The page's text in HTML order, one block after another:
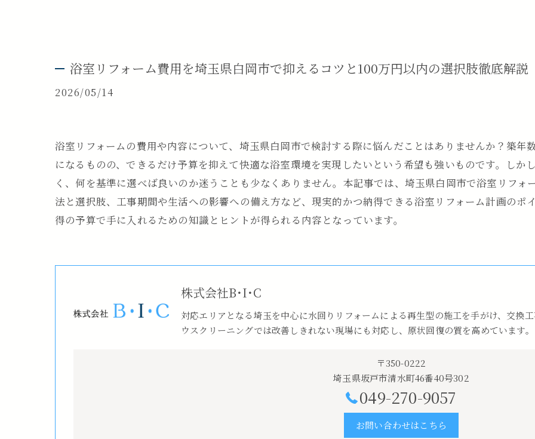
浴室リフォーム費用を埼玉県白岡市で抑えるコツと100万円以内の選択肢徹底解説
2026/05/14
浴室リフォームの費用や内容について、埼玉県白岡市で検討する際に悩んだことはありませんか？築年
になるものの、できるだけ予算を抑えて快適な浴室環境を実現したいという希望も強いものです。しか
く、何を基準に選べば良いのか迷うことも少なくありません。本記事では、埼玉県白岡市で浴室リフォ
法と選択肢、工事期間や生活への影響への備え方など、現実的かつ納得できる浴室リフォーム計画のポ
得の予算で手に入れるための知識とヒントが得られる内容となっています。
株式会社B･I･C
対応エリアとなる埼玉を中心に水回りリフォームによる再生型の施工を手がけ、交換
ウスクリーニングでは改善しきれない現場にも対応し、原状回復の質を高めています。
〒350-0222
埼玉県坂戸市清水町46番40号302
049-270-9057
お問い合わせはこちら